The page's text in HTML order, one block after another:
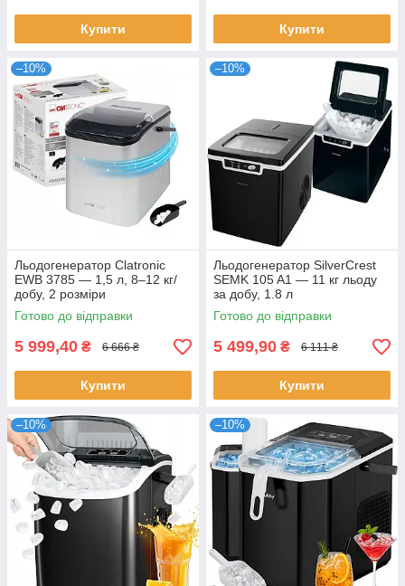
Купити Купити
–10%
Льодогенератор Clatronic
EWB 3785 — 1,5 л, 8–12 кг/
добу, 2 розміри
Готово до відправки
5 999,40 ₴ 6 666 ₴
Купити
–10%
Льодогенератор SilverCrest
SEMK 105 A1 — 11 кг льоду
за добу, 1.8 л
Готово до відправки
5 499,90 ₴ 6 111 ₴
Купити
–10% –10%